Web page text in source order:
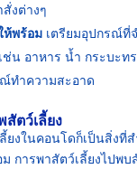
งต่างๆ
ห้พร้อมเตรียมอุปกรณ์ที่
ช่น อาหาร น้ำ กระบะท
ทำความสะอาด
ตว์เลี้ยง
ยงในคอนโดก็เป็นสิ่งที่
การพาสัตว์เลี้ยงไปพบ